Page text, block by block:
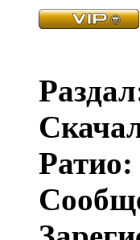
Ратио: